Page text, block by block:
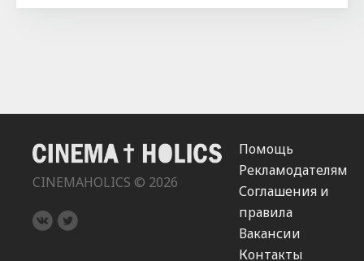
CINEMAHOLICS © 2026
Помощь
Рекламодателям
Соглашения и
правила
Вакансии
Контакты